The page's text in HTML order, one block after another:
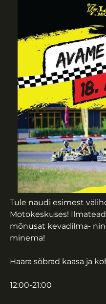
Tule naudi esimest
Motokeskuses!
mõnusat kevadilma-
minema!
Haara sõbrad kaasa ja
12:00-21:00